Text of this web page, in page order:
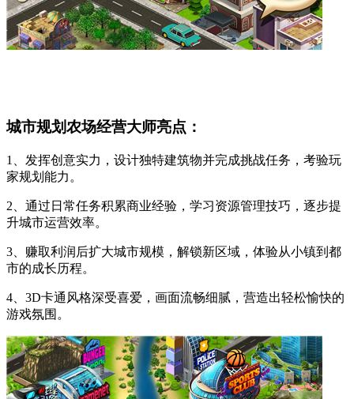
城市规划农场经营大师亮点：
1、发挥创意实力，设计独特建筑物并完成挑战任务，考验玩
家规划能力。
2、通过日常任务积累商业经验，学习资源管理技巧，逐步提
升城市运营效率。
3、赚取利润后扩大城市规模，解锁新区域，体验从小镇到都
市的成长历程。
4、3D卡通风格深受喜爱，画面流畅细腻，营造出轻松愉快的
游戏氛围。